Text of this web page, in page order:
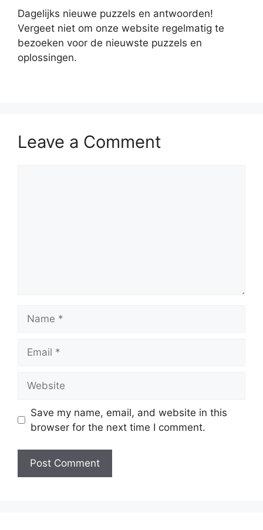
Dagelijks nieuwe puzzels en antwoorden!
Vergeet niet om onze website regelmatig te
bezoeken voor de nieuwste puzzels en
oplossingen.
Leave a Comment
Save my name, email, and website in this
browser for the next time I comment.